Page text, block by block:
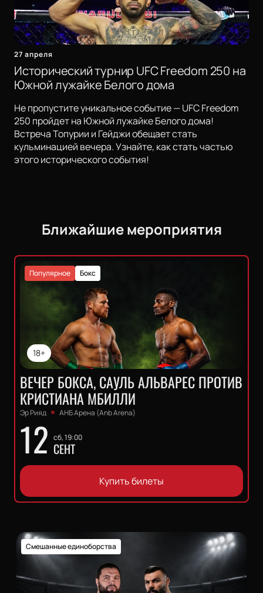
27 апреля
Исторический турнир UFC Freedom 250 на
Южной лужайке Белого дома
Не пропустите уникальное событие — UFC Freedom
250 пройдет на Южной лужайке Белого дома!
Встреча Топурии и Гейджи обещает стать
кульминацией вечера. Узнайте, как стать частью
этого исторического события!
Ближайшие мероприятия
18+
Бокс
Популярное
ВЕЧЕР БОКСА, САУЛЬ АЛЬВАРЕС ПРОТИВ
КРИСТИАНА МБИЛЛИ
Эр Рияд АНБ Арена (Anb Arena)
12 сб, 19:00
СЕНТ
Купить билеты
Смешанные единоборства